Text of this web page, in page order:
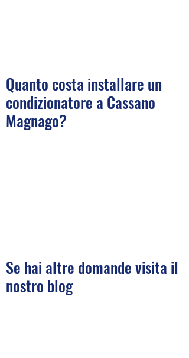
Quanto costa installare un
condizionatore a Cassano
Magnago?
Se hai altre domande visita il
nostro blog